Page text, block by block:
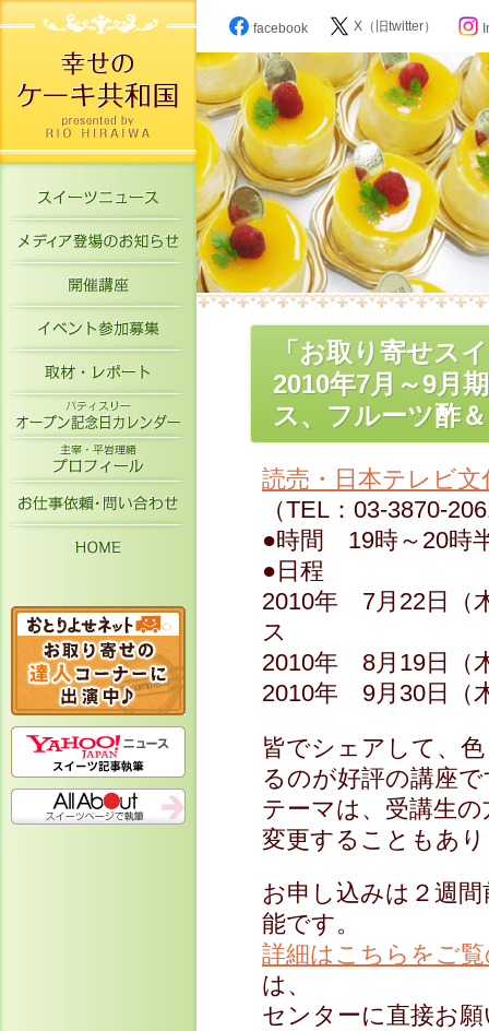
スイーツニュース
メディア登場のお知らせ
開催講座
イベント参加募集
取材・レポート
パティスリーオープン記念日カレン
お仕事依頼・お問い合わせ
facebook X（旧twitter）
「お取り寄せス
2010年7月～9月
ス、フルーツ酢
読売・日本テレビ
（TEL：03-3870-
●時間 19時～20時
●日程
2010年 7月22日（
ス
2010年 8月19日（
2010年 9月30日（
皆でシェアして、
るのが好評の講座
テーマは、受講生
変更することもあ
お申し込みは２週
能です。
詳細はこちらをご
は、
センターに直接お